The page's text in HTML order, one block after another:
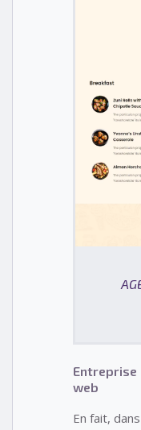
Entreprise
web
En fait,